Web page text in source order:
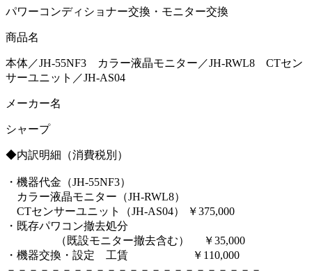
パワーコンディショナー交換・モニター交換
商品名
本体／JH-55NF3 カラー液晶モニター／JH-RWL8 CTセン
サーユニット／JH-AS04
メーカー名
シャープ
◆内訳明細（消費税別）
・機器代金（JH-55NF3）
カラー液晶モニター（JH-RWL8）
CTセンサーユニット（JH-AS04） ￥375,000
・既存パワコン撤去処分
（既設モニター撤去含む） ￥35,000
・機器交換・設定 工賃 ￥110,000
－－－－－－－－－－－－－－－－－－－－－－－